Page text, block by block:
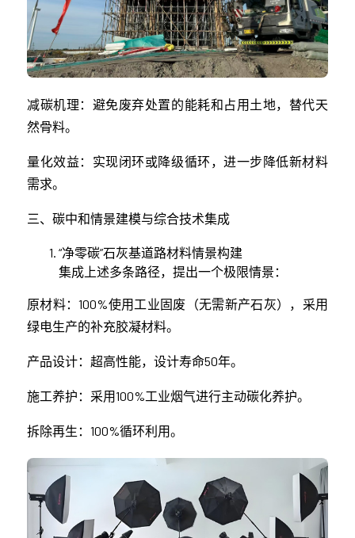
减碳机理：避免废弃处置的能耗和占用土地，替代天
然骨料。
量化效益：实现闭环或降级循环，进一步降低新材料
需求。
三、碳中和情景建模与综合技术集成
“净零碳”石灰基道路材料情景构建
集成上述多条路径，提出一个极限情景：
原材料：100%使用工业固废（无需新产石灰），采用
绿电生产的补充胶凝材料。
产品设计：超高性能，设计寿命50年。
施工养护：采用100%工业烟气进行主动碳化养护。
拆除再生：100%循环利用。